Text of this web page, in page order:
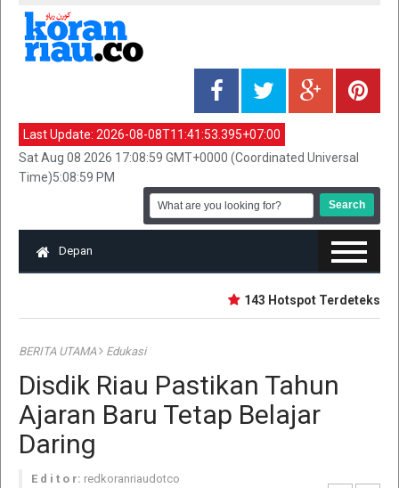
Last Update: 2026-08-08T11:41:53.395+07:00
Sat Aug 08 2026 17:08:59 GMT+0000 (Coordinated Universal
Time)5:08:59 PM
Depan
143 Hotspot Terdeteksi di
BERITA UTAMA Edukasi
Disdik Riau Pastikan Tahun
Ajaran Baru Tetap Belajar
Daring
E d i t o r: redkoranriaudotco